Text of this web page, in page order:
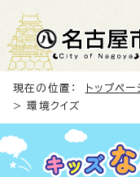
現在の位置： トップペー
> 環境クイズ